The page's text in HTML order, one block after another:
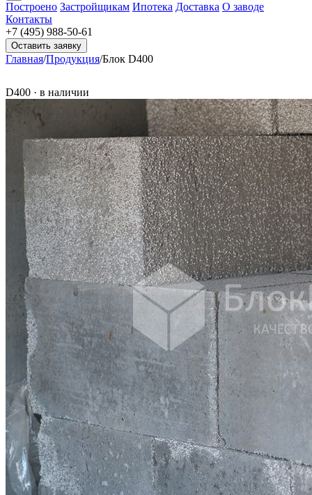
Построено Застройщикам Ипотека Доставка О заводе
Контакты
+7 (495) 988-50-61
Оставить заявку
Главная/Продукция/Блок D400
D400 · в наличии